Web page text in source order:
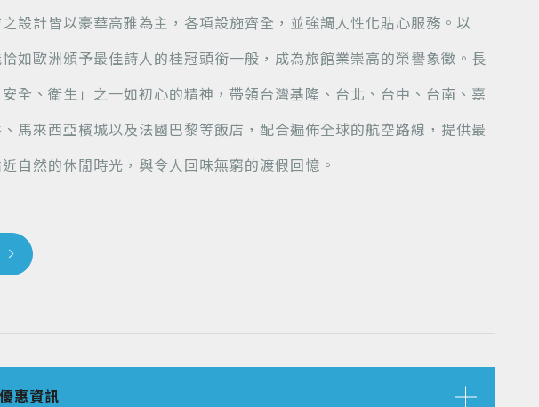
設計皆以豪華高雅為主，各項設施齊全，並強調人性化貼心服務。以
如歐洲頒予最佳詩人的桂冠頭銜一般，成為旅館業崇高的榮譽象徵。長
全、衛生」之一如初心的精神，帶領台灣基隆、台北、台中、台南、嘉
馬來西亞檳城以及法國巴黎等飯店，配合遍佈全球的航空路線，提供最
自然的休閒時光，與令人回味無窮的渡假回憶。
惠資訊